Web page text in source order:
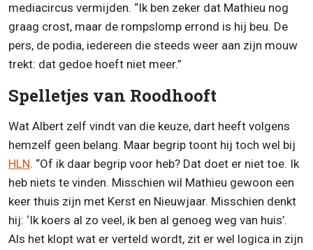
mediacircus vermijden. “Ik ben zeker dat Mathieu nog
graag crost, maar de rompslomp errond is hij beu. De
pers, de podia, iedereen die steeds weer aan zijn mouw
trekt: dat gedoe hoeft niet meer.”
Spelletjes van Roodhooft
Wat Albert zelf vindt van die keuze, dart heeft volgens
hemzelf geen belang. Maar begrip toont hij toch wel bij
HLN. “Of ik daar begrip voor heb? Dat doet er niet toe. Ik
heb niets te vinden. Misschien wil Mathieu gewoon een
keer thuis zijn met Kerst en Nieuwjaar. Misschien denkt
hij: ‘Ik koers al zo veel, ik ben al genoeg weg van huis’.
Als het klopt wat er verteld wordt, zit er wel logica in zijn